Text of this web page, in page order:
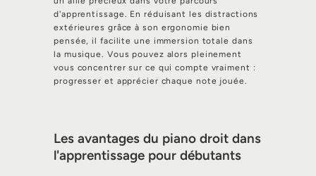
d'apprentissage. En réduisant les distractions
extérieures grâce à son ergonomie bien
pensée, il facilite une immersion totale dans
la musique. Vous pouvez alors pleinement
vous concentrer sur ce qui compte vraiment :
progresser et apprécier chaque note jouée.
Les avantages du piano droit dans
l'apprentissage pour débutants